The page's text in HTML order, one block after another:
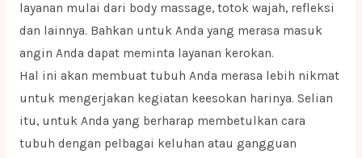
layanan mulai dari body massage, totok wajah, refleksi
dan lainnya. Bahkan untuk Anda yang merasa masuk
angin Anda dapat meminta layanan kerokan.
Hal ini akan membuat tubuh Anda merasa lebih nikmat
untuk mengerjakan kegiatan keesokan harinya. Selian
itu, untuk Anda yang berharap membetulkan cara
tubuh dengan pelbagai keluhan atau gangguan